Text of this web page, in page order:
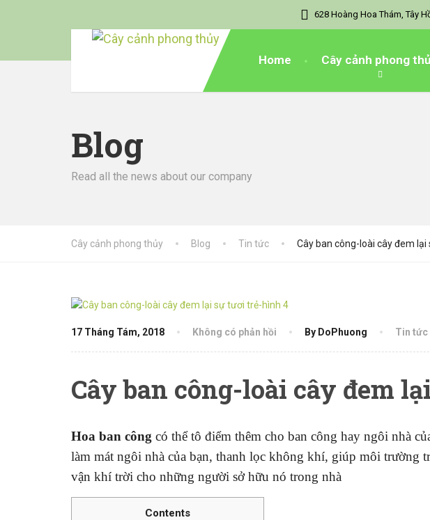
628 Hoàng Hoa Thám, Tây
Home Cây cảnh phong
Blog
Read all the news about our company
Cây cảnh phong thủy Blog Tin tức Cây ban công-loài cây đem
17 Tháng Tám, 2018 Không có phản hồi By DoPhuong Tin tức
Cây ban công-loài cây đem
Hoa ban công có thể tô điểm thêm cho ban công hay ngôi nhà
làm mát ngôi nhà của bạn, thanh lọc không khí, giúp môi trường
vận khí trời cho những người sở hữu nó trong nhà
Contents